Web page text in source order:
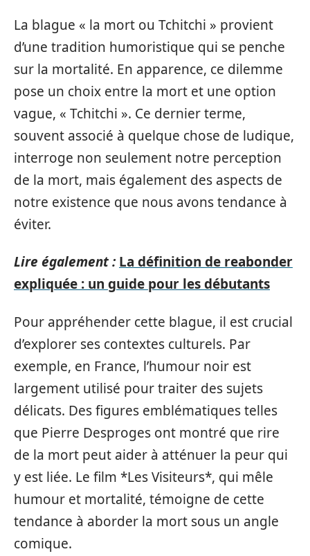
La blague « la mort ou Tchitchi » provient
d’une tradition humoristique qui se penche
sur la mortalité. En apparence, ce dilemme
pose un choix entre la mort et une option
vague, « Tchitchi ». Ce dernier terme,
souvent associé à quelque chose de ludique,
interroge non seulement notre perception
de la mort, mais également des aspects de
notre existence que nous avons tendance à
éviter.
Lire également : La définition de reabonder
expliquée : un guide pour les débutants
Pour appréhender cette blague, il est crucial
d’explorer ses contextes culturels. Par
exemple, en France, l’humour noir est
largement utilisé pour traiter des sujets
délicats. Des figures emblématiques telles
que Pierre Desproges ont montré que rire
de la mort peut aider à atténuer la peur qui
y est liée. Le film *Les Visiteurs*, qui mêle
humour et mortalité, témoigne de cette
tendance à aborder la mort sous un angle
comique.